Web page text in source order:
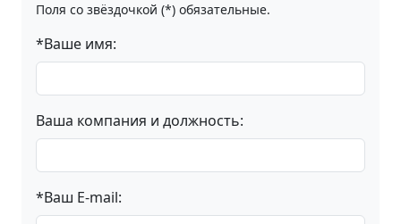
Поля со звёздочкой (*) обязательные.
*Ваше имя:
Ваша компания и должность:
*Ваш E-mail: